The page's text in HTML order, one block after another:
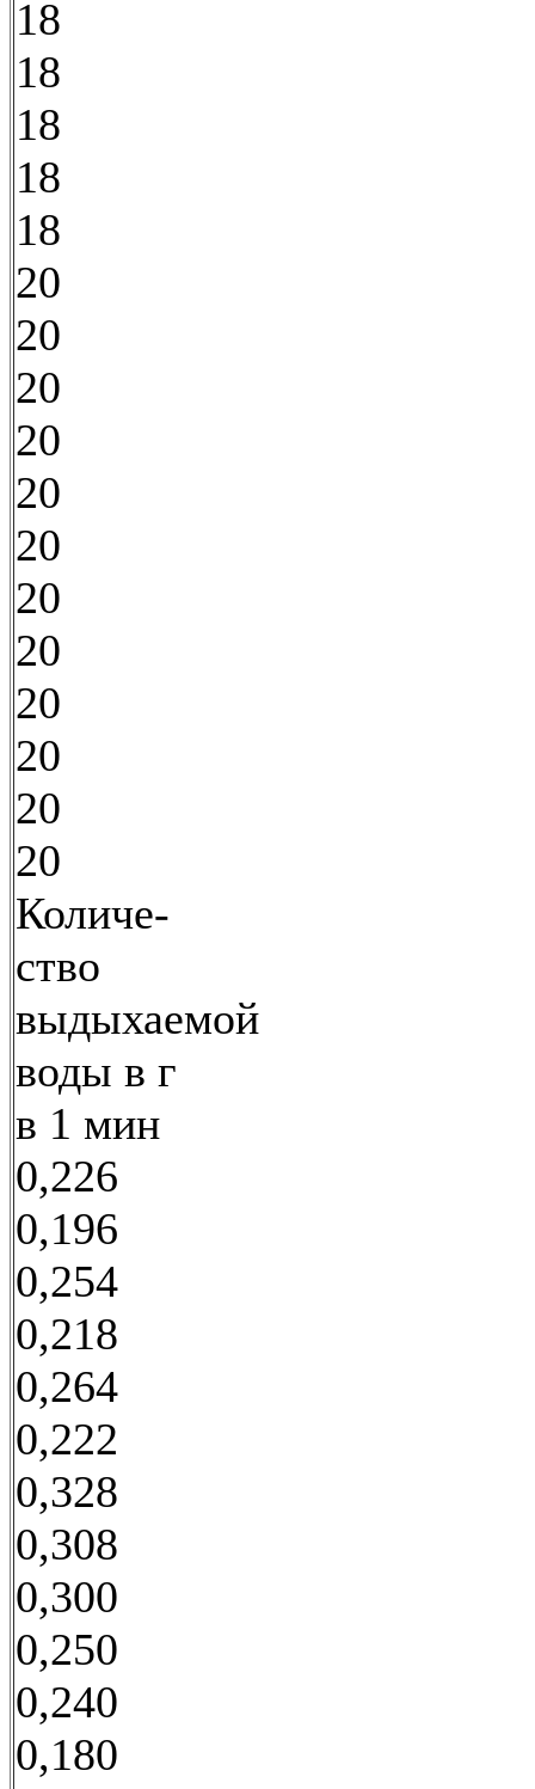
18
18
18
18
18
20
20
20
20
20
20
20
20
20
20
20
20
Количе-
ство
выдыхаемой
воды в г
в 1 мин
0,226
0,196
0,254
0,218
0,264
0,222
0,328
0,308
0,300
0,250
0,240
0,180